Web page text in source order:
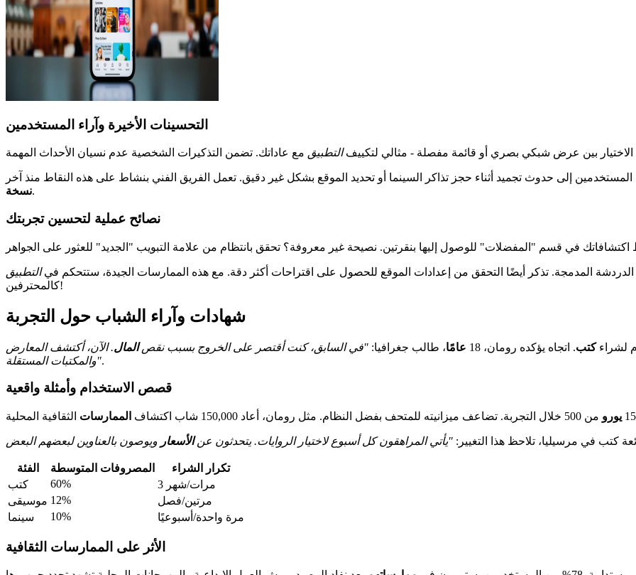
التحسينات الأخيرة وآراء المستخدمين
الاختيار بين عرض شبكي بصري أو قائمة مفصلة - مثالي لتكييفالتطبيق
إلى حدوث تجميد أثناء حجز تذاكر السينما أو تحديد الموقع بشكل غير دقيق. تعمل الفريق الفني بنشاط على هذه النقاط منذ آخر
نسخة.
نصائح عملية لتحسين تجربتك
التطبيق
كالمحترفين!
شهادات وآراء الشباب حول التجربة
كتب. اتجاه يؤكده رومان، 18 عامًا، طالب جغرافيا: "في السابق، كنت أقتصر على الخروج بسبب نقصالمال. الآن، أكتشف المعارض
والمكتبات المستقلة".
قصص الاستخدام وأمثلة واقعية
يورو من 500 خلال التجربة. تضاعف ميزانيته للمتحف بفضل النظام. مثل رومان، أعاد 150,000 شاب اكتشاف الممارسات
كتب في مرسيليا، تلاحظ هذا التغيير: "يأتي المراهقون كل أسبوع لاختيار الروايات. يتحدثون عنالأسعار
الفئة المصروفات المتوسطة
تكرار الشراء
كتب
60%
3 مرات/شهر
موسيقى 12%
مرتين/فصل
سينما
10% مرة واحدة/أسبوعيًا
الأثر على الممارسات الثقافية